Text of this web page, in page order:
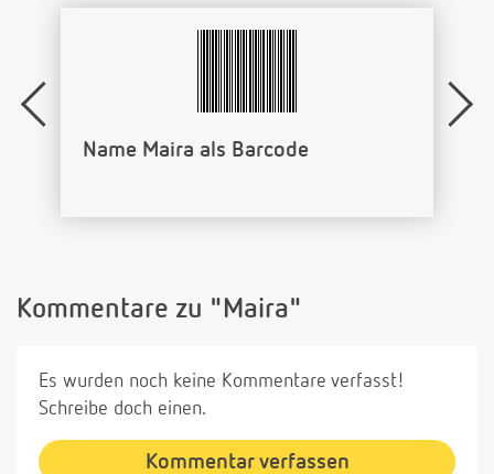
Name Maira als Barcode
Kommentare zu "Maira"
Es wurden noch keine Kommentare verfasst!
Schreibe doch einen.
Kommentar verfassen